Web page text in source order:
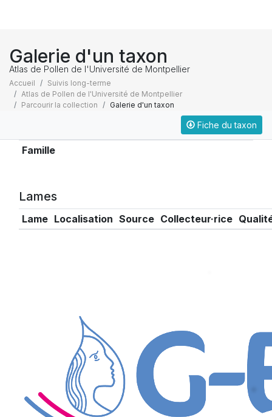
Galerie d'un taxon
Atlas de Pollen de l'Université de Montpellier
Accueil
Suivis long-terme
Atlas de Pollen de l'Université de Montpellier
Parcourir la collection
Galerie d'un taxon
Fiche du taxon
Famille
Lames
Lame Localisation Source Collecteur·rice